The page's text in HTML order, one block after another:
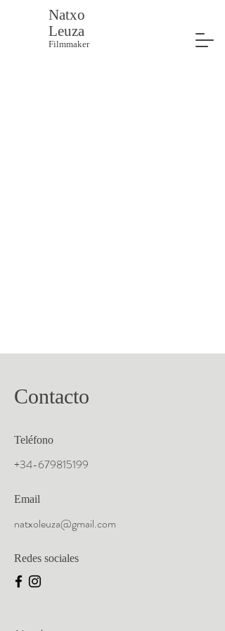
Natxo
Leuza
Filmmaker
Contacto
Teléfono
+34-679815199
Email
natxoleuza@gmail.com
Redes sociales